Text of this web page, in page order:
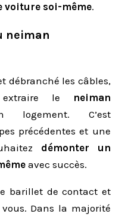
voiture soi-même.
neiman
débranché les câbles,
extraire le
neiman
C’est
précédentes et une
démonter un
avec succès.
barillet de contact et
Dans la majorité